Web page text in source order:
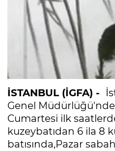
İSTANBUL (İGFA) -
Genel
Cumartesi ilk
kuzeybatıdan 6 ila 8
batısında,Pazar